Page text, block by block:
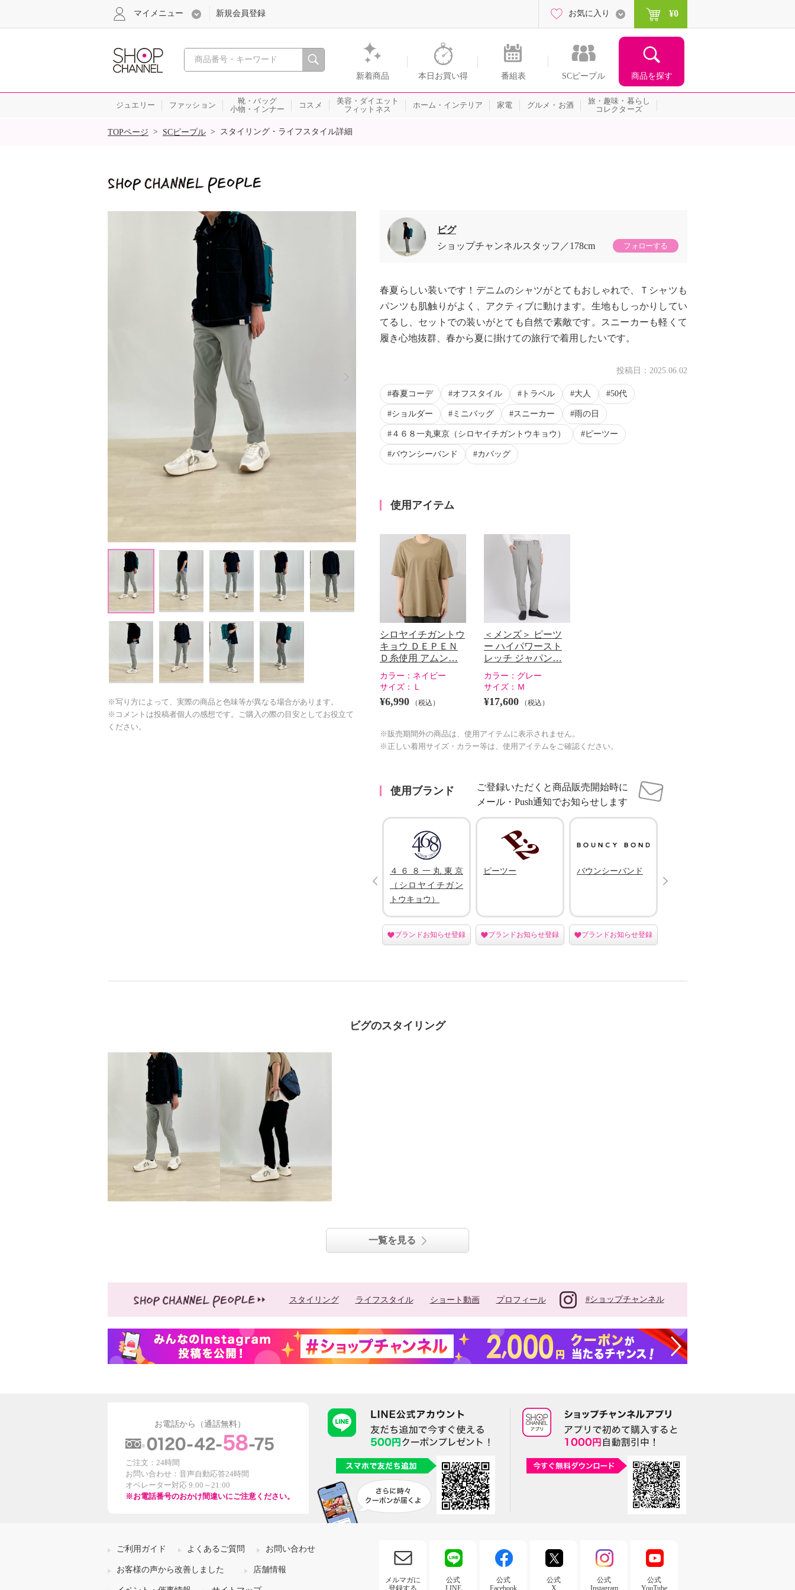
心おどる、瞬間を。通販・テレビショッピングのショップチャンネル
新着商品 本日お買い得 番組表 SCピープル 商品を探す
マイメニュー 新規会員登録 お気に入り ¥0
ジュエリー ファッション
靴・バッグ
小物・インナー
コスメ
美容・ダイエット
フィットネス
ホーム・インテリア 家電 グルメ・お酒
旅・趣味・暮らし
コレクターズ
SALE
TOPページ > SCピープル > スタイリング・ライフスタイル詳細
※写り方によって、実際の商品と色味等が異なる場合があります。
※コメントは投稿者個人の感想です。ご購入の際の目安としてお役立て
ください。
ビグ
ショップチャンネルスタッフ
178cm フォローする
春夏らしい装いです！デニムのシャツがとてもおしゃれで、Ｔシャツも
パンツも肌触りがよく、アクティブに動けます。生地もしっかりしてい
てるし、セットでの装いがとても自然で素敵です。スニーカーも軽くて
履き心地抜群、春から夏に掛けての旅行で着用したいです。
投稿日： 2025.06.02
春夏コーデ オフスタイル トラベル 大人 50代
ショルダー ミニバッグ スニーカー 雨の日
４６８一丸東京（シロヤイチガントウキョウ） ピーツー
バウンシーバンド カバッグ
使用アイテム
シロヤイチガントウ
キョウ ＤＥＰＥＮ
Ｄ糸使用 アムン…
カラー： ネイビー
サイズ：
Ｌ
¥6,990 （税込）
＜メンズ＞ ピーツ
ー ハイパワースト
レッチ ジャパン…
カラー： グレー
サイズ： Ｍ
¥17,600 （税込）
※販売期間外の商品は、使用アイテムに表示されません。
※正しい着用サイズ・カラー等は、使用アイテムをご確認ください。
使用ブランド
ご登録いただくと商品販売開始時に
メール・Push通知でお知らせします
４６８一丸東京
（シロヤイチガン
トウキョウ）
ブランドお知らせ登録
ピーツー
ブランドお知らせ登録
バウンシーバンド
ブランドお知らせ登録
Next
ビグのスタイリング
一覧を見る
スタイリング ライフスタイル ショート動画 プロフィール #ショップチャンネル
お電話から（通話無料）
ご注文：24時間
お問い合わせ：音声自動応答24時間
オペレーター対応 9:00～21:00
※お電話番号のおかけ間違いにご注意ください。
ご利用ガイド よくあるご質問 お問い合わせ
お客様の声から改善しました 店舗情報
メルマガに
登録する
公式
LINE
公式
Facebook
公式
X
公式
Instagram
公式
YouTube